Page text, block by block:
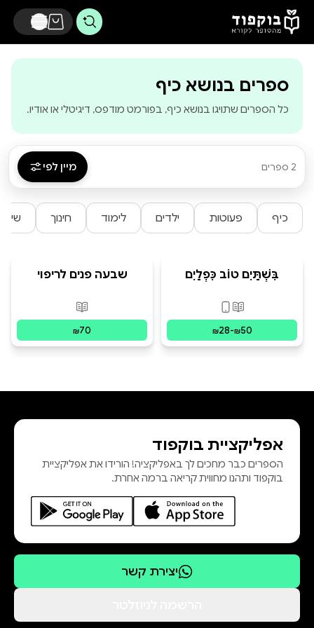
דלג לתוכן הראשי
ספרים בנושא כיף
כל הספרים שתויגו בנושא כיף, בפורמט מודפס, דיגיטלי או אודיו.
2 ספרים מיין לפי
כיף פעוטות ילדים לימוד חינוך
בִּשְׁתַּיִם טוֹב כִּפְלַיִם
פורמטים זמינים מודפס, דיגיטלי
₪28-₪50
שבעה פנים לריפוי
פורמטים זמינים
₪70
אפליקציית בוקפוד
הספרים כבר מחכים לך באפליקציה! הורידו את אפליקציית
בוקפוד ותהנו מחווית קריאה ברמה אחרת.
יצירת קשר